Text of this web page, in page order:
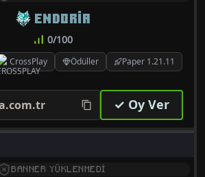
CrossPlay Ödüller Paper 1.21.11
ENDORIA
0/100
✓ Oy Ver
BANNER YÜKLENMEDİ